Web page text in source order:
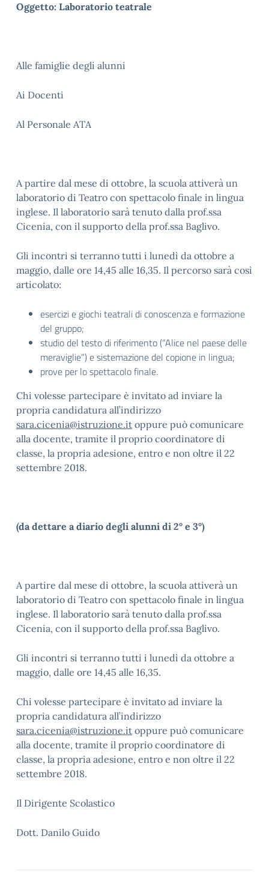
Oggetto: Laboratorio teatrale
Alle famiglie degli alunni
Ai Docenti
Al Personale ATA
A partire dal mese di ottobre, la scuola attiverà un
laboratorio di Teatro con spettacolo finale in lingua
inglese. Il laboratorio sarà tenuto dalla prof.ssa
Cicenia, con il supporto della prof.ssa Baglivo.
Gli incontri si terranno tutti i lunedì da ottobre a
maggio, dalle ore 14,45 alle 16,35. Il percorso sarà così
articolato:
esercizi e giochi teatrali di conoscenza e formazione
del gruppo;
studio del testo di riferimento (“Alice nel paese delle
meraviglie”) e sistemazione del copione in lingua;
prove per lo spettacolo finale.
Chi volesse partecipare è invitato ad inviare la
propria candidatura all’indirizzo
sara.cicenia@istruzione.it oppure può comunicare
alla docente, tramite il proprio coordinatore di
classe, la propria adesione, entro e non oltre il 22
settembre 2018.
(da dettare a diario degli alunni di 2° e 3°)
A partire dal mese di ottobre, la scuola attiverà un
laboratorio di Teatro con spettacolo finale in lingua
inglese. Il laboratorio sarà tenuto dalla prof.ssa
Cicenia, con il supporto della prof.ssa Baglivo.
Gli incontri si terranno tutti i lunedì da ottobre a
maggio, dalle ore 14,45 alle 16,35.
Chi volesse partecipare è invitato ad inviare la
propria candidatura all’indirizzo
sara.cicenia@istruzione.it oppure può comunicare
alla docente, tramite il proprio coordinatore di
classe, la propria adesione, entro e non oltre il 22
settembre 2018.
Il Dirigente Scolastico
Dott. Danilo Guido